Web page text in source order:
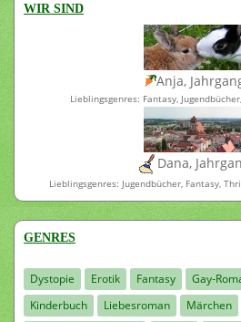
WIR SIND
Anja,
Lieblingsgenres: Fantasy,
Dana,
Lieblingsgenres: Jugendbücher, Fantasy,
GENRES
Dystopie Erotik Fantasy Gay-
Kinderbuch
Liebesroman Märchen